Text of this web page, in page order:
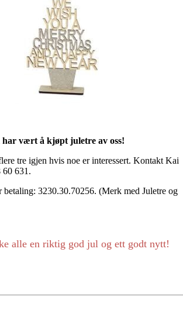
har vært å kjøpt juletre av oss!
tre igjen hvis noe er interessert. Kontakt Kai
60 631.
3230.30.70256. (Merk med Juletre og
alle en riktig god jul og ett godt nytt!